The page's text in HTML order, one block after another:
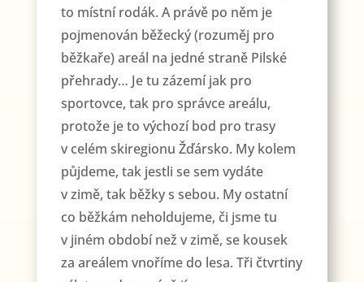
to místní rodák. A právě po něm je
pojmenován běžecký (rozuměj pro
běžkaře) areál na jedné straně Pilské
přehrady… Je tu zázemí jak pro
sportovce, tak pro správce areálu,
protože je to výchozí bod pro trasy
v celém skiregionu Žďársko. My kolem
půjdeme, tak jestli se sem vydáte
v zimě, tak běžky s sebou. My ostatní
co běžkám neholdujeme, či jsme tu
v jiném období než v zimě, se kousek
za areálem vnoříme do lesa. Tři čtvrtiny